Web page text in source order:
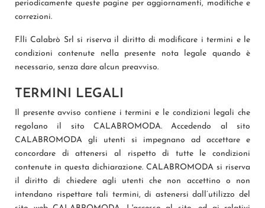
periodicamente queste pagine per aggiornamenti, modifiche e
correzioni.
F.lli Calabrò Srl si riserva il diritto di modificare i termini e le
condizioni contenute nella presente nota legale quando è
necessario, senza dare alcun preavviso.
TERMINI LEGALI
Il presente avviso contiene i termini e le condizioni legali che
regolano il sito CALABROMODA. Accedendo al sito
CALABROMODA gli utenti si impegnano ad accettare e
concordare di attenersi al rispetto di tutte le condizioni
contenute in questa dichiarazione. CALABROMODA si riserva
il diritto di chiedere agli utenti che non accettino o non
intendano rispettare tali termini, di astenersi dall’utilizzo del